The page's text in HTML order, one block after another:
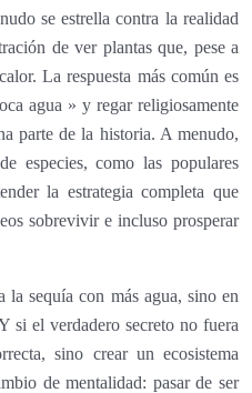
se estrella contra la realidad
de ver plantas que, pese a
La respuesta más común es
agua » y regar religiosamente
parte de la historia. A menudo,
especies, como las populares
la estrategia completa que
sobrevivir e incluso prosperar
sequía con más agua, sino en
si el verdadero secreto no fuera
sino crear un ecosistema
de mentalidad: pasar de ser